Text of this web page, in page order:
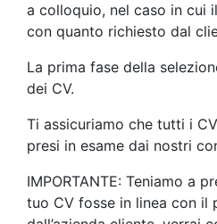
a colloquio, nel caso in cui
con quanto richiesto dal
La prima fase della
dei CV.
Ti assicuriamo che tutti i
presi in esame dai nostri
IMPORTANTE: Teniamo a
tuo CV fosse in linea con il